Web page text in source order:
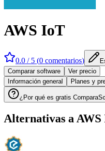
AWS IoT
0.0 / 5 (0 comentarios)
Comparar software
Ver precio
Información general
Planes y
¿Por qué es gratis
Alternativas a